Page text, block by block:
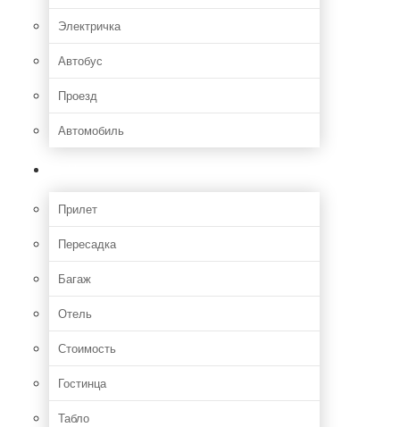
Электричка
Автобус
Проезд
Автомобиль
Прилет
Пересадка
Багаж
Отель
Стоимость
Гостинца
Табло